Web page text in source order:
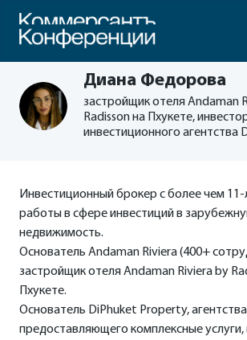
Диана Федорова
застройщик отеля Andaman
Radisson на Пхукете,
инвестиционного агентства
Инвестиционный брокер с более чем
работы в сфере инвестиций в
недвижимость.
Основатель Andaman Riviera (400+
застройщик отеля Andaman Riviera by
Пхукете.
Основатель DiPhuket Property,
предоставляющего комплексные услуги,